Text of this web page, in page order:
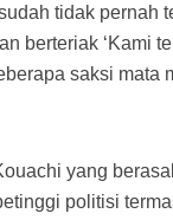
tidak pernah
berteriak ‘Kami
saksi mata
yang
politisi